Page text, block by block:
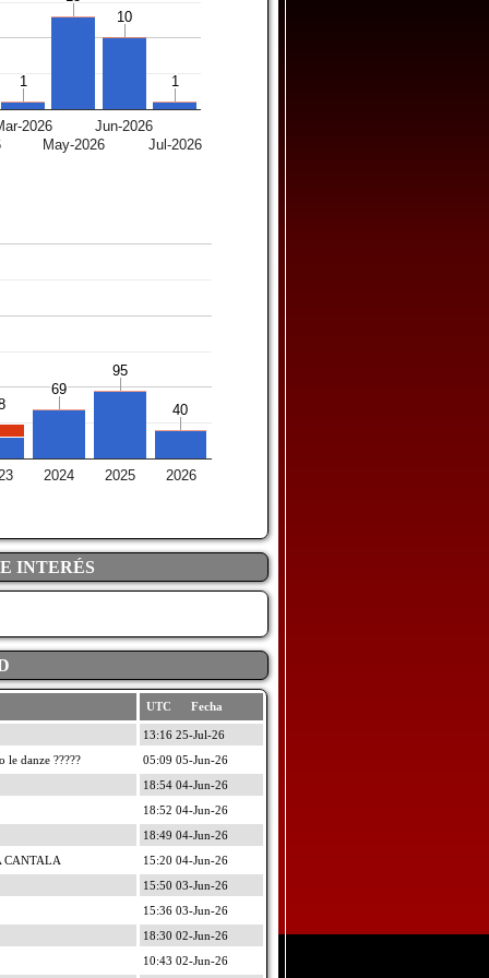
2026
May-2026
Jun-2026
Jul-2026
1
1
10
10
1
1
2024 2025 2026
69
69
95
95
40
40
INTERÉS
UTC Fecha
13:16 25-Jul-26
le danze ?????
05:09 05-Jun-26
18:54 04-Jun-26
18:52 04-Jun-26
18:49 04-Jun-26
CANTALA
15:20 04-Jun-26
15:50 03-Jun-26
15:36 03-Jun-26
18:30 02-Jun-26
10:43 02-Jun-26